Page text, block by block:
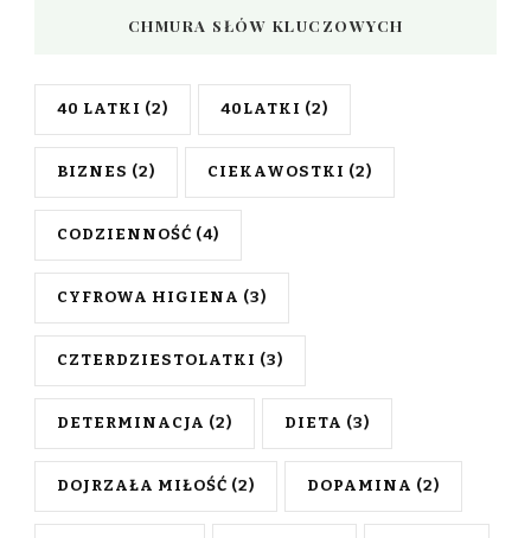
CHMURA SŁÓW KLUCZOWYCH
40 LATKI (2) 40LATKI (2)
BIZNES (2) CIEKAWOSTKI (2)
CODZIENNOŚĆ (4)
CYFROWA HIGIENA (3)
CZTERDZIESTOLATKI (3)
DETERMINACJA (2) DIETA (3)
DOJRZAŁA MIŁOŚĆ (2) DOPAMINA (2)